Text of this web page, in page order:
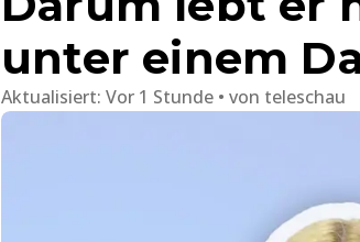
unter einem
Aktualisiert: Vor 1 Stunde von teleschau